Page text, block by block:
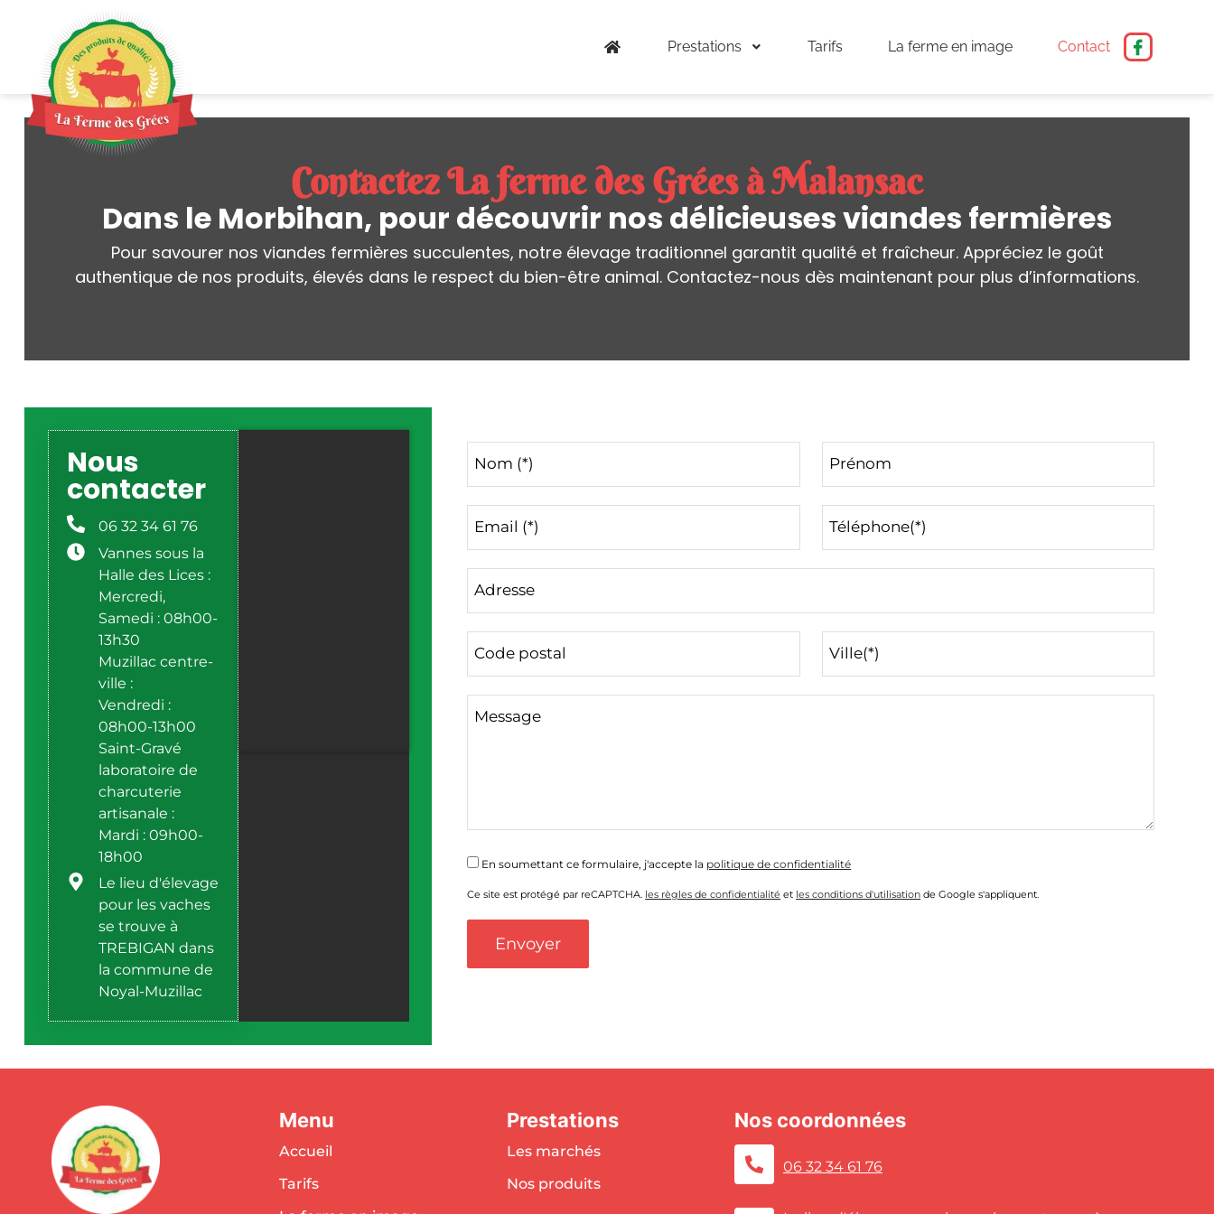
Prestations Tarifs La ferme en image Contact
Contactez La ferme des Grées à Malansac
Dans le Morbihan, pour découvrir nos délicieuses viandes fermières
Pour savourer nos viandes fermières succulentes, notre élevage traditionnel garantit qualité et fraîcheur. Appréciez le goût
authentique de nos produits, élevés dans le respect du bien-être animal. Contactez-nous dès maintenant pour plus d’informations.
Nous
contacter
06 32 34 61 76
Vannes sous la
Halle des Lices :
Mercredi,
Samedi : 08h00-
13h30
Muzillac centre-
ville :
Vendredi :
08h00-13h00
Saint-Gravé
laboratoire de
charcuterie
artisanale :
Mardi : 09h00-
18h00
Le lieu d'élevage
pour les vaches
se trouve à
TREBIGAN dans
la commune de
Noyal-Muzillac
Nom (*) Prénom
Email (*) Téléphone(*)
Adresse
Code postal Ville(*)
Message
En soumettant ce formulaire, j'accepte la politique de confidentialité
Ce site est protégé par reCAPTCHA. les règles de confidentialité et les conditions d'utilisation de Google s'appliquent.
Menu
Accueil
Tarifs
Prestations
Les marchés
Nos produits
Nos coordonnées
06 32 34 61 76